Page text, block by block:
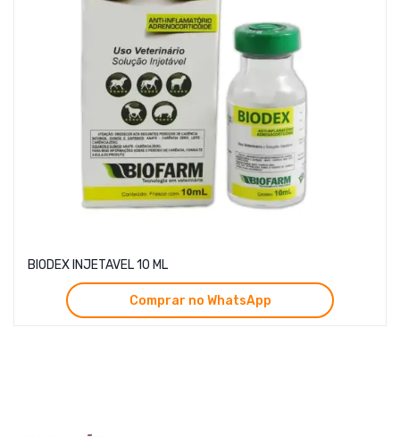
BIODEX INJETAVEL 10 ML
Comprar no WhatsApp